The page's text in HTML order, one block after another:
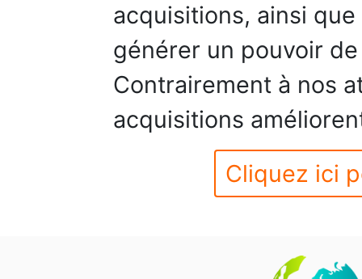
acquisitions, ainsi
générer un pouvoir
Contrairement à nos
acquisitions
Cliquez ici